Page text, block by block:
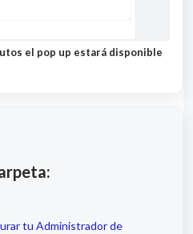
el pop up estará disponible
tu Administrador de